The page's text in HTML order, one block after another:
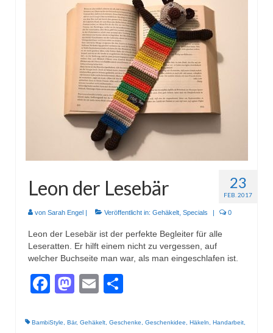
Schlüsselwärmer
Kuscheltiere
Wohnen & Kochen
Topflappen
Winterzeit
Mützen
Stirnbänder
Specials
Genäht
Waschtaschen
Turnbeutel
23
FEB. 2017
Leon der Lesebär
von Sarah Engel Veröffentlicht in: Gehäkelt, Specials 0
Leon der Lesebär ist der perfekte Begleiter für alle
Leseratten. Er hilft einem nicht zu vergessen, auf
welcher Buchseite man war, als man eingeschlafen ist.
Facebook
Mastodon
Email
BambiStyle, Bär, Gehäkelt, Geschenke, Geschenkidee, Häkeln, Handarbeit,